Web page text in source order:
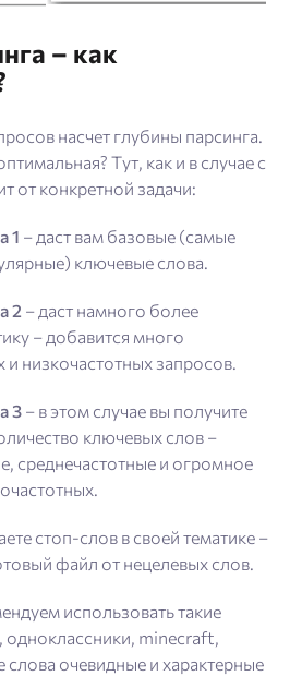
– как
насчет глубины парсинга.
Тут, как и в случае с
от конкретной задачи:
1 – даст вам базовые (самые
ключевые слова.
2 – даст намного более
– добавится много
и низкочастотных запросов.
3 – в этом случае вы получите
ключевых слов –
среднечастотные и огромное
стоп-слов в своей тематике –
файл от нецелевых слов.
использовать такие
одноклассники, minecraft,
очевидные и характерные